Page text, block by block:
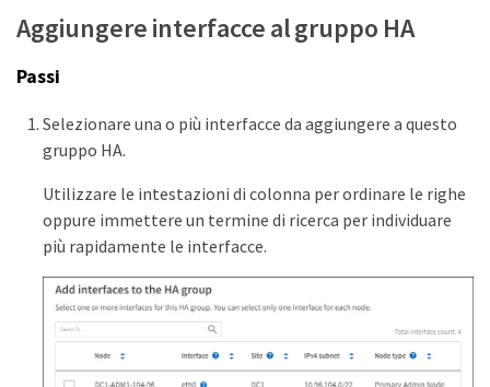
Aggiungere interfacce al gruppo HA
Passi
Selezionare una o più interfacce da aggiungere a questo
gruppo HA.
Utilizzare le intestazioni di colonna per ordinare le righe
oppure immettere un termine di ricerca per individuare
più rapidamente le interfacce.